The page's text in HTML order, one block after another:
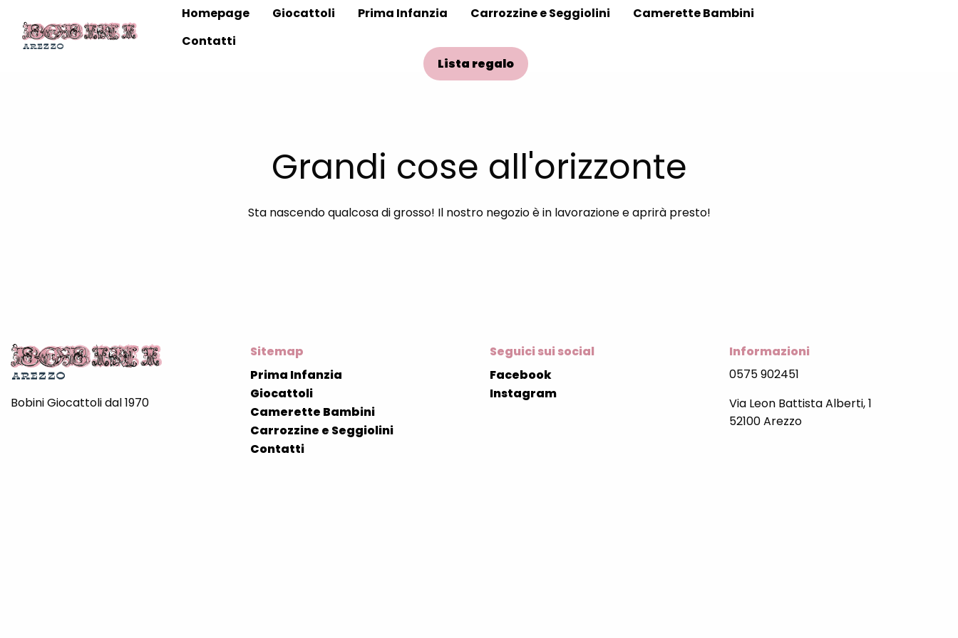
Homepage Giocattoli Prima Infanzia Carrozzine e Seggiolini
Camerette Bambini
Contatti
Lista regalo
Grandi cose all'orizzonte
Sta nascendo qualcosa di grosso! Il nostro negozio è in lavorazione e aprirà presto!
Bobini Giocattoli dal 1970
Sitemap
Prima Infanzia
Giocattoli
Camerette Bambini
Carrozzine e Seggiolini
Contatti
Seguici sui social
Facebook
Instagram
Informazioni
0575 902451
Via Leon Battista Alberti, 1
52100 Arezzo